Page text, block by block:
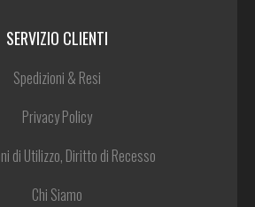
SERVIZIO CLIENTI
Spedizioni & Resi
Privacy Policy
di Utilizzo, Diritto di Recesso
Chi Siamo